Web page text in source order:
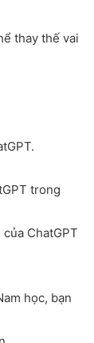
thay thế vai
trong
ChatGPT
học, bạn